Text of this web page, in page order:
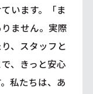
います。「ま
ません。実際
、スタッフと
、きっと安心
私たちは、あ